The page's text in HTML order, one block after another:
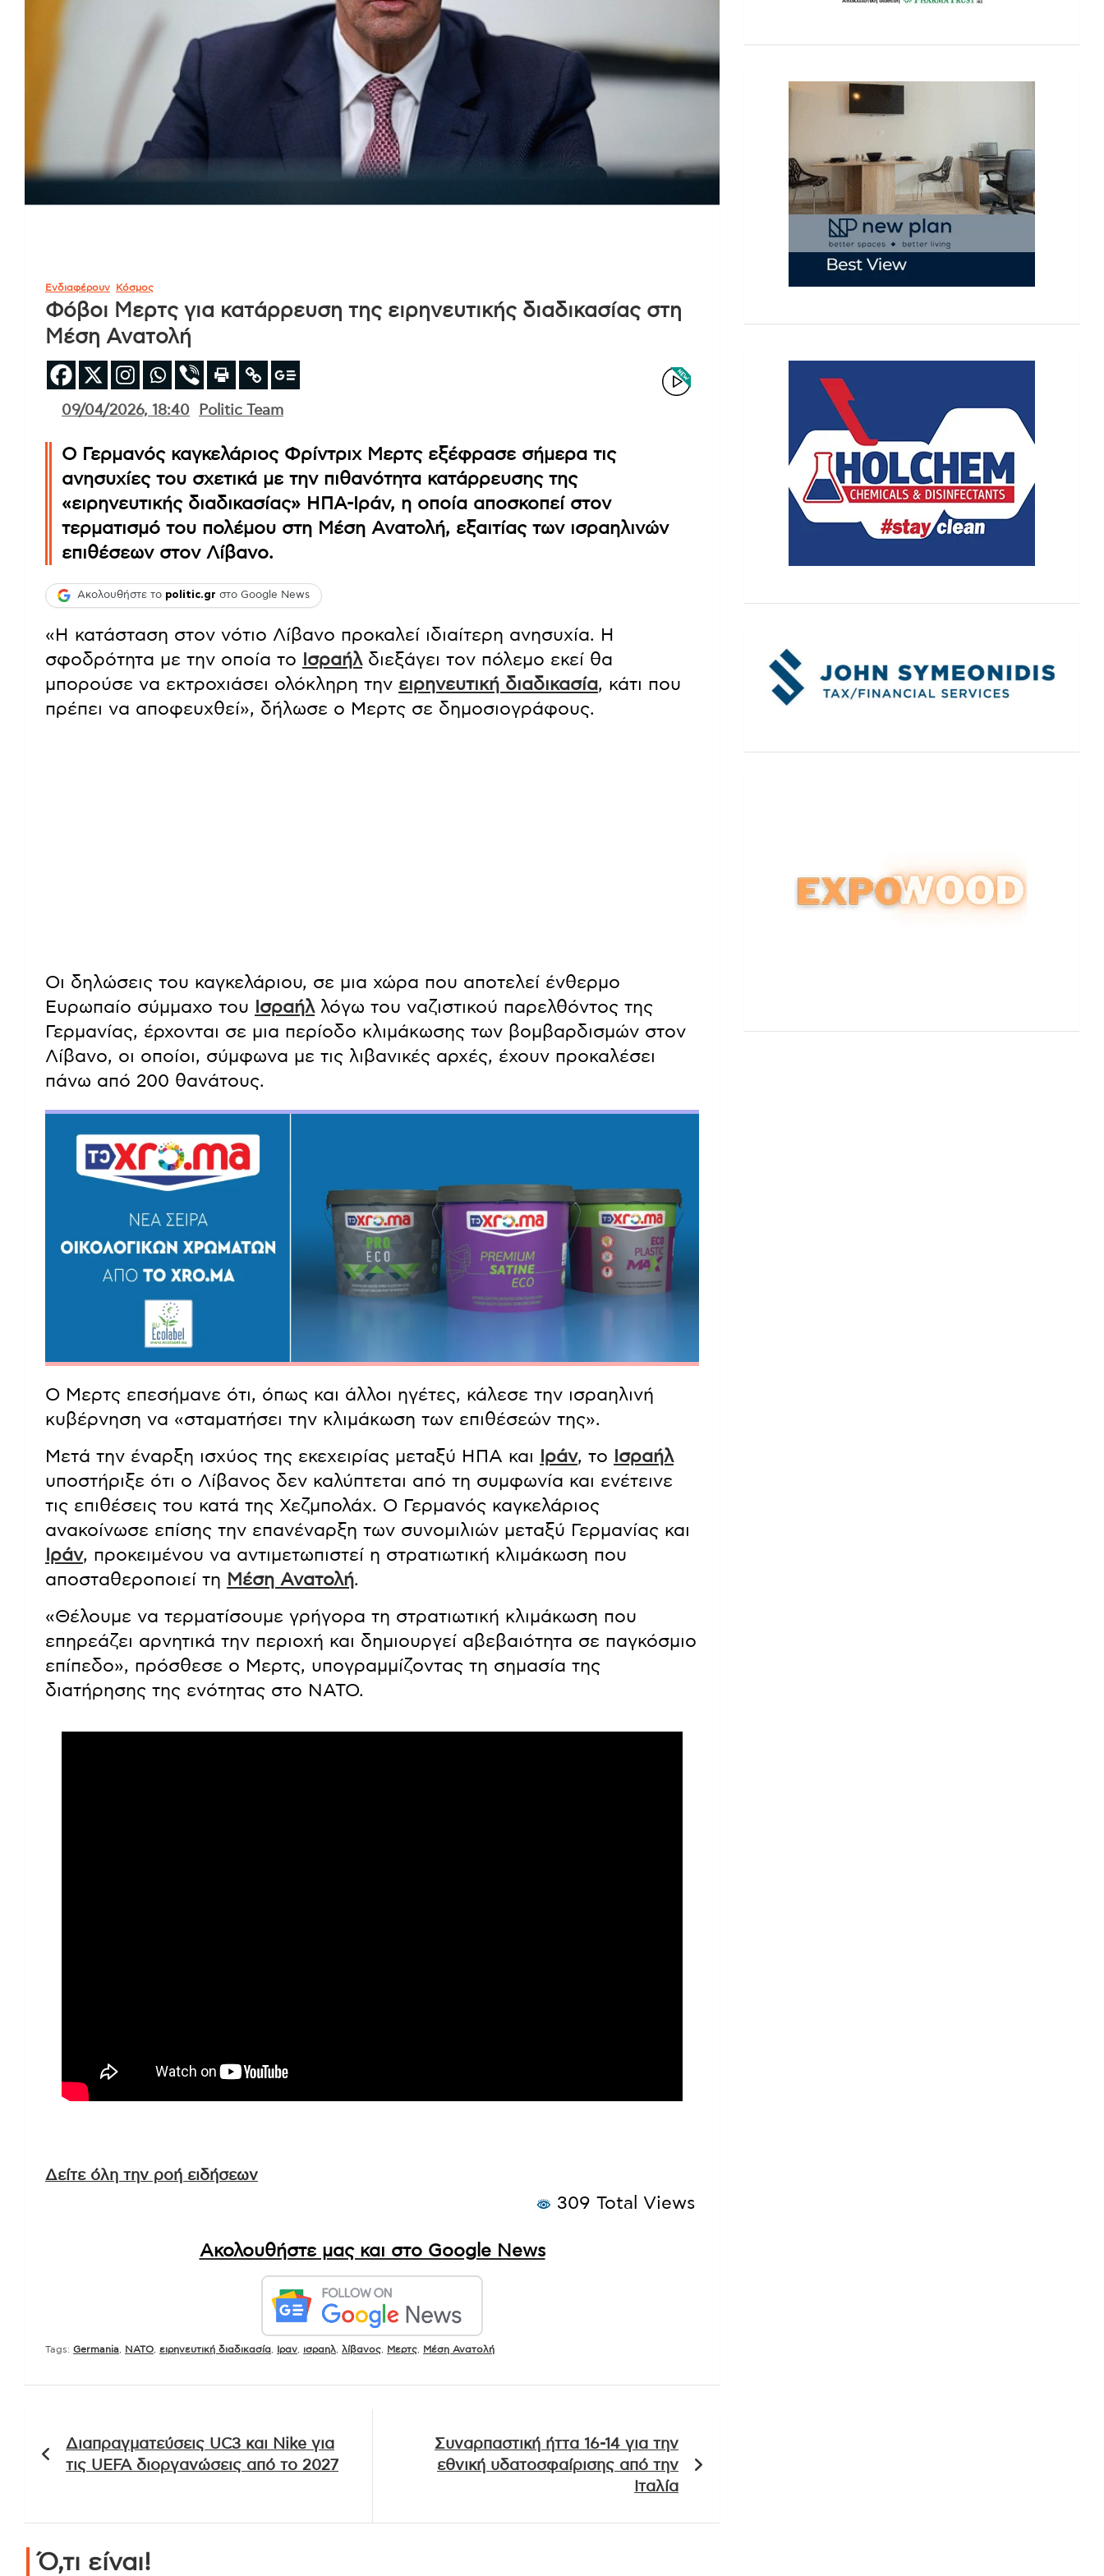
Ενδιαφέρουν Κόσμος
Φόβοι Μερτς για κατάρρευση της ειρηνευτικής διαδικασίας στη
Μέση Ανατολή
09/04/2026, 18:40 Politic Team
Ο Γερμανός καγκελάριος Φρίντριχ Μερτς εξέφρασε σήμερα τις
ανησυχίες του σχετικά με την πιθανότητα κατάρρευσης της
«ειρηνευτικής διαδικασίας» ΗΠΑ-Ιράν, η οποία αποσκοπεί στον
τερματισμό του πολέμου στη Μέση Ανατολή, εξαιτίας των ισραηλινών
επιθέσεων στον Λίβανο.
Ακολουθήστε το politic.gr στο Google News
«Η κατάσταση στον νότιο Λίβανο προκαλεί ιδιαίτερη ανησυχία. Η
σφοδρότητα με την οποία το
Ισραήλδιεξάγει τον πόλεμο εκεί θα
μπορούσε να εκτροχιάσει ολόκληρη την ειρηνευτική διαδικασία, κάτι που
πρέπει να αποφευχθεί», δήλωσε ο Μερτς σε δημοσιογράφους.
Οι δηλώσεις του καγκελάριου, σε μια χώρα που αποτελεί ένθερμο
Ευρωπαίο σύμμαχο του
Ισραήλλόγω του ναζιστικού παρελθόντος της
Γερμανίας, έρχονται σε μια περίοδο κλιμάκωσης των βομβαρδισμών στον
Λίβανο, οι οποίοι, σύμφωνα με τις λιβανικές αρχές, έχουν προκαλέσει
πάνω από 200 θανάτους.
Ο Μερτς επεσήμανε ότι, όπως και άλλοι ηγέτες, κάλεσε την ισραηλινή
κυβέρνηση να «σταματήσει την κλιμάκωση των επιθέσεών της».
Μετά την έναρξη ισχύος της εκεχειρίας μεταξύ ΗΠΑ και Ιράν, το
Ισραήλ
υποστήριξε ότι ο Λίβανος δεν καλύπτεται από τη συμφωνία και ενέτεινε
τις επιθέσεις του κατά της Χεζμπολάχ. Ο Γερμανός καγκελάριος
ανακοίνωσε επίσης την επανέναρξη των συνομιλιών μεταξύ Γερμανίας και
Ιράν, προκειμένου να αντιμετωπιστεί η στρατιωτική κλιμάκωση που
αποσταθεροποιεί τη Μέση Ανατολή.
«Θέλουμε να τερματίσουμε γρήγορα τη στρατιωτική κλιμάκωση που
επηρεάζει αρνητικά την περιοχή και δημιουργεί αβεβαιότητα σε παγκόσμιο
επίπεδο», πρόσθεσε ο Μερτς, υπογραμμίζοντας τη σημασία της
διατήρησης της ενότητας στο ΝΑΤΟ.
Δείτε όλη την ροή ειδήσεων
309 Total Views
Ακολουθήστε μας και στο Google News
Tags: Germania NATO ειρηνευτική διαδικασία Ιραν ισραηλ λίβανος Μερτς Μέση Ανατολή
άρθρων
Διαπραγματεύσεις UC3 και Nike για
τις UEFA διοργανώσεις από το 2027
Συναρπαστική ήττα 16-14 για την
εθνική υδατοσφαίρισης από την
Ιταλία
Ό,τι είναι!